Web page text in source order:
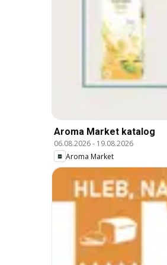
Aroma Market katalog
06.08.2026- 19.08.2026
Aroma Market